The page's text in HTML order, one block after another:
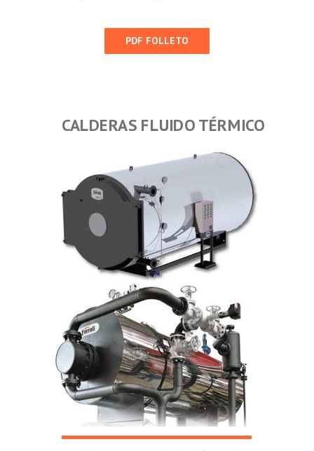
CALDERAS FLUIDO TÉRMICO
PDF FOLLETO